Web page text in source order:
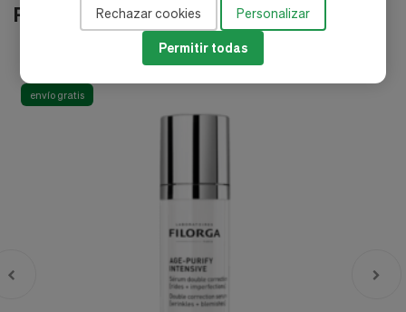
Rechazar cookies Personalizar
Permitir todas
Productos relacionados
envío gratis